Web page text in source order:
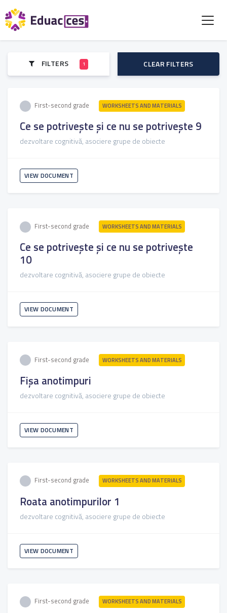
FILTERS 1 CLEAR FILTERS
First-second grade WORKSHEETS AND MATERIALS
Ce se potrivește și ce nu se potrivește 9
dezvoltare cognitivă, asociere grupe de obiecte
VIEW DOCUMENT
First-second grade WORKSHEETS AND MATERIALS
Ce se potrivește și ce nu se potrivește
10
dezvoltare cognitivă, asociere grupe de obiecte
VIEW DOCUMENT
First-second grade WORKSHEETS AND MATERIALS
Fișa anotimpuri
dezvoltare cognitivă, asociere grupe de obiecte
VIEW DOCUMENT
First-second grade WORKSHEETS AND MATERIALS
Roata anotimpurilor 1
dezvoltare cognitivă, asociere grupe de obiecte
VIEW DOCUMENT
First-second grade WORKSHEETS AND MATERIALS